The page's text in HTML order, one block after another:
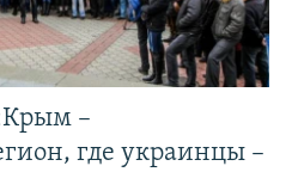
–
где украинцы –